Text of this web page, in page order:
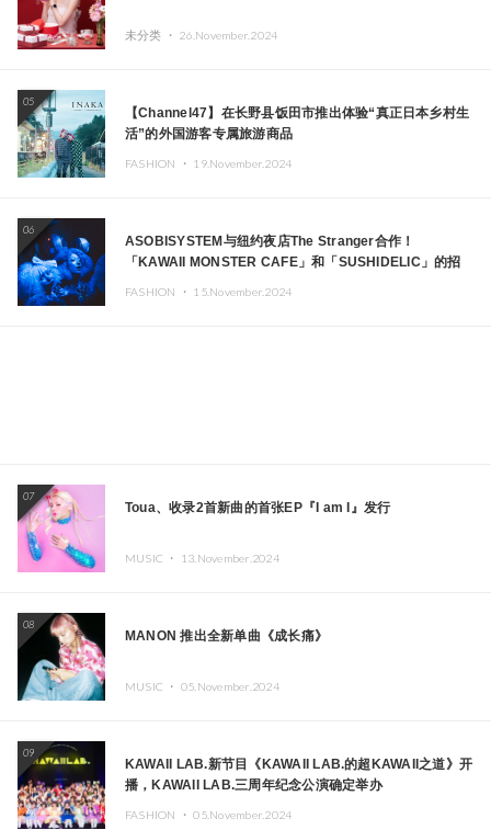
未分类 ・ 26.November.2024
05
【Channel47】在长野县饭田市推出体验“真正日本乡村生
活”的外国游客专属旅游商品
FASHION ・ 19.November.2024
06
ASOBISYSTEM与纽约夜店The Stranger合作！
「KAWAII MONSTER CAFE」和「SUSHIDELIC」的招
FASHION ・ 15.November.2024
07
Toua、收录2首新曲的首张EP『I am I』发行
MUSIC ・ 13.November.2024
08
MANON 推出全新单曲《成长痛》
MUSIC ・ 05.November.2024
09
KAWAII LAB.新节目《KAWAII LAB.的超KAWAII之道》开
播，KAWAII LAB.三周年纪念公演确定举办
FASHION ・05.November.2024